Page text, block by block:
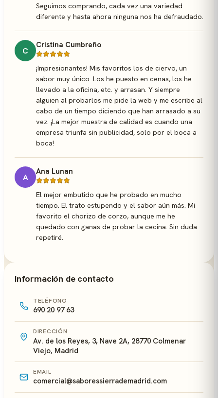
Seguimos comprando, cada vez una variedad
diferente y hasta ahora ninguna nos ha defraudado.
C
Cristina Cumbreño
¡Impresionantes! Mis favoritos los de ciervo, un
sabor muy único. Los he puesto en cenas, los he
llevado a la oficina, etc. y arrasan. Y siempre
alguien al probarlos me pide la web y me escribe al
cabo de un tiempo diciendo que han arrasado a su
vez. ¡La mejor muestra de calidad es cuando una
empresa triunfa sin publicidad, solo por el boca a
boca!
A
Ana Lunan
El mejor embutido que he probado en mucho
tiempo. El trato estupendo y el sabor aún más. Mi
favorito el chorizo de corzo, aunque me he
quedado con ganas de probar la cecina. Sin duda
repetiré.
Información de contacto
TELÉFONO
690 20 97 63
DIRECCIÓN
Av. de los Reyes, 3, Nave 2A, 28770 Colmenar
Viejo, Madrid
EMAIL
comercial@saboressierrademadrid.com